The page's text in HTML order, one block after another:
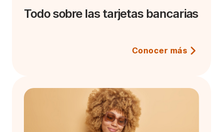
Todo sobre las tarjetas bancarias
Conocer más